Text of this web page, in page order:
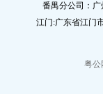
番禺分公司：
江门:广东省江门
粤公